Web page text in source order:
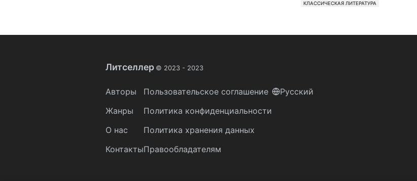
КЛАССИЧЕСКАЯ ЛИТЕРАТУРА
Литселлер © 2023 - 2023
Авторы
Жанры
О нас
Контакты
Пользовательское соглашение
Политика конфиденциальности
Политика хранения данных
Правообладателям
Русский